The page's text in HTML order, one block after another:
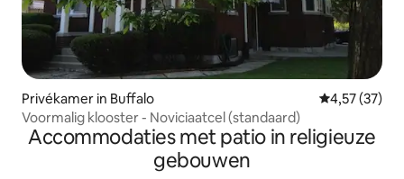
Privékamer in Buffalo Gemiddelde
4,57 (37)
Voormalig klooster - Noviciaatcel (standaard)
Accommodaties met patio in religieuze
gebouwen